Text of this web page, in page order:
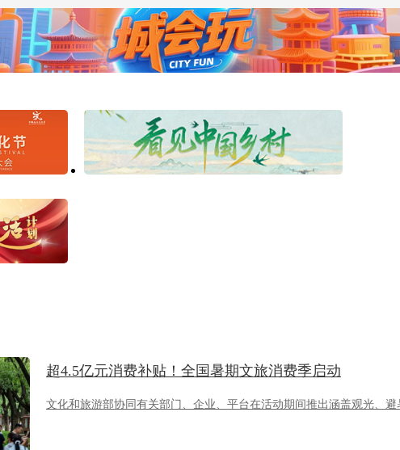
超4.5亿元消费补贴！全国暑期文旅消费季启动
文化和旅游部协同有关部门、企业、平台在活动期间推出涵盖观光、避